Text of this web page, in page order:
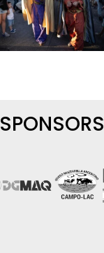
SPONSORS